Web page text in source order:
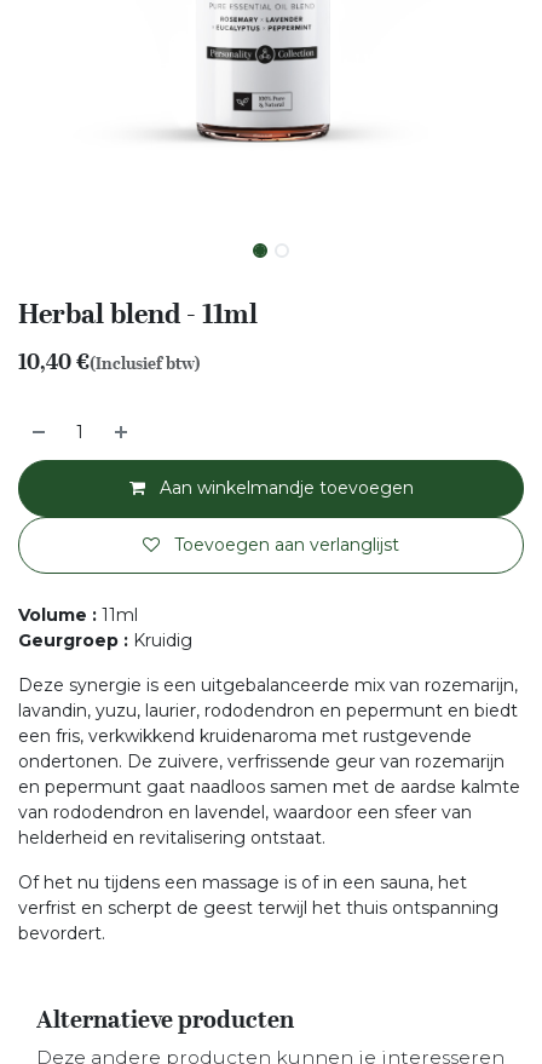
Herbal blend - 11ml
10,40€(Inclusief btw)
Aan winkelmandje toevoegen
Toevoegen aan verlanglijst
Volume : 11ml
Geurgroep : Kruidig
Deze synergie is een uitgebalanceerde mix van rozemarijn,
lavandin, yuzu, laurier, rododendron en pepermunt en biedt
een fris, verkwikkend kruidenaroma met rustgevende
ondertonen. De zuivere, verfrissende geur van rozemarijn
en pepermunt gaat naadloos samen met de aardse kalmte
van rododendron en lavendel, waardoor een sfeer van
helderheid en revitalisering ontstaat.
Of het nu tijdens een massage is of in een sauna, het
verfrist en scherpt de geest terwijl het thuis ontspanning
bevordert.
Alternatieve producten
Deze andere producten kunnen je interesseren